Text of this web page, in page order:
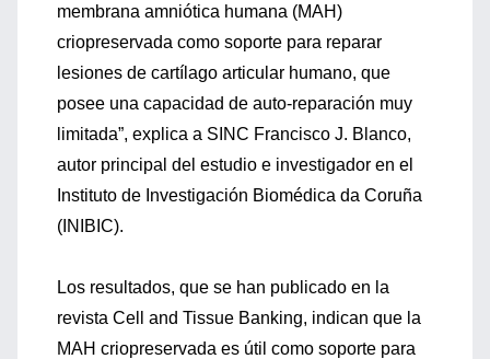
membrana amniótica humana (MAH)
criopreservada como soporte para reparar
lesiones de cartílago articular humano, que
posee una capacidad de auto-reparación muy
limitada”, explica a SINC Francisco J. Blanco,
autor principal del estudio e investigador en el
Instituto de Investigación Biomédica da Coruña
(INIBIC).
Los resultados, que se han publicado en la
revista Cell and Tissue Banking, indican que la
MAH criopreservada es útil como soporte para